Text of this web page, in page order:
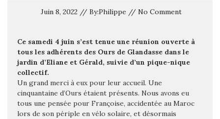
Juin 8, 2022 // By:Philippe // No Comment
Ce samedi 4 juin s’est tenue une réunion ouverte à
tous les adhérents des Ours de Glandasse dans le
jardin d’Eliane et Gérald, suivie d’un pique-nique
collectif.
Un grand merci à eux pour leur accueil. Une
cinquantaine d’Ours étaient présents. Nous avons eu
tous une pensée pour Françoise, accidentée au Maroc
lors de son périple en vélo solaire, et désormais